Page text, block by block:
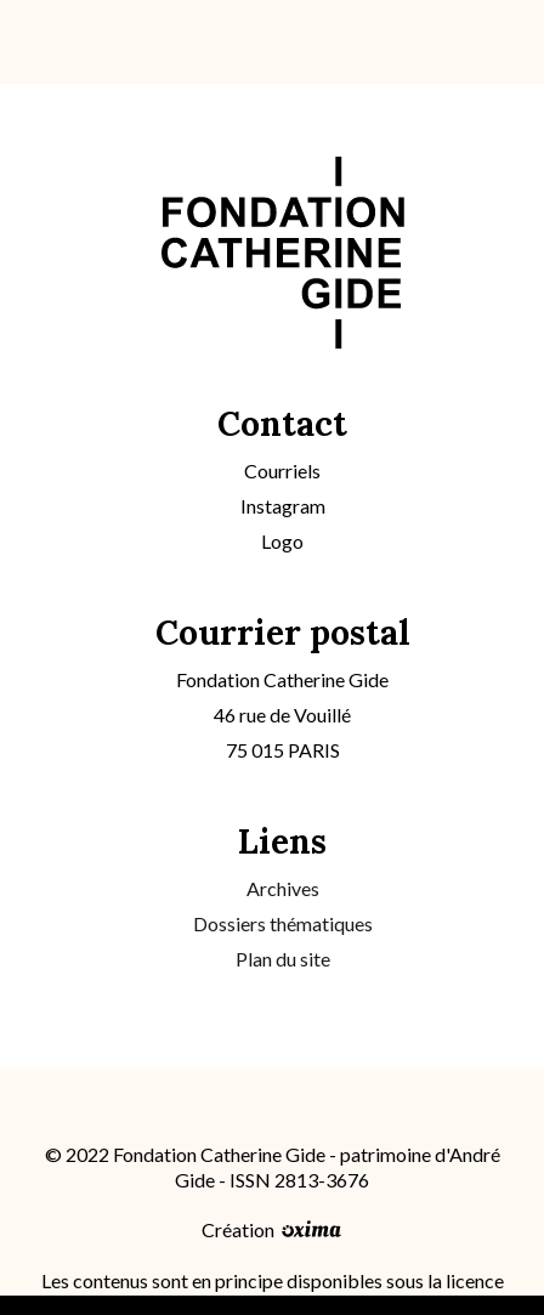
Contact
Courriels
Instagram
Logo
Courrier postal
Fondation Catherine Gide
46 rue de Vouillé
75 015 PARIS
Liens
Archives
Dossiers thématiques
Plan du site
© 2022 Fondation Catherine Gide - patrimoine d'André
Gide - ISSN 2813-3676
Création
Les contenus sont en principe disponibles sous la licence